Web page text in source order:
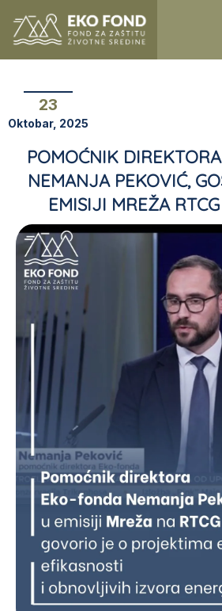
23
Oktobar, 2025
POMOĆNIK
NEMANJA PEKOVIĆ,
EMISIJI MREŽA